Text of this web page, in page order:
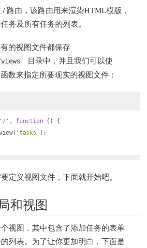
路由，该路由用来渲染HTML模版，
务及所有任务的列表。
的视图文件都保存
目录中，并且我们可以使
数来指定所要现实的视图文件：
'/' , function ()
{
( 'tasks' );
定义视图文件，下面就开始吧。
和视图
视图，其中包含了添加任务的表单
列表。为了让你更加明白，下面是